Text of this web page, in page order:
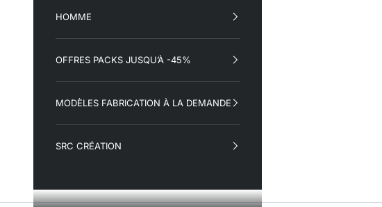
HOMME
OFFRES PACKS JUSQU’À -45%
MODÈLES FABRICATION À LA DEMANDE
SRC CRÉATION